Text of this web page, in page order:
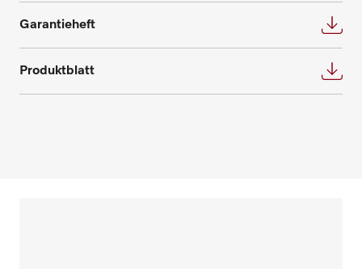
Ersatzteile anfragen
Garantieheft
Produktblatt